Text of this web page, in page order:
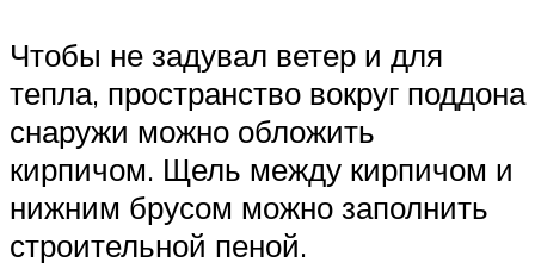
Чтобы не задувал ветер и для
тепла, пространство вокруг поддона
снаружи можно обложить
кирпичом. Щель между кирпичом и
нижним брусом можно заполнить
строительной пеной.